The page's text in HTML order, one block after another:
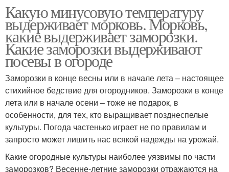
Какую минусовую температуру
выдерживает морковь. Морковь,
какие выдерживает заморозки.
Какие заморозки выдерживают
посевы в огороде
Заморозки в конце весны или в начале лета – настоящее
стихийное бедствие для огородников. Заморозки в конце
лета или в начале осени – тоже не подарок, в
особенности, для тех, кто выращивает позднеспелые
культуры. Погода частенько играет не по правилам и
запросто может лишить нас всякой надежды на урожай.
Какие огородные культуры наиболее уязвимы по части
заморозков? Весенне-летние заморозки отражаются на